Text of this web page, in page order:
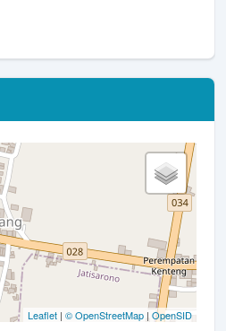
Leaflet | © OpenStreetMap | OpenSID